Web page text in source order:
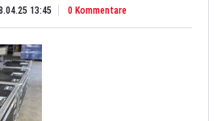
13:45 0 Kommentare